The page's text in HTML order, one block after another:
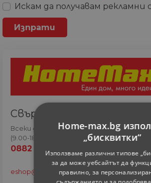
Искам да получавам рекламни
Свържете се с онлайн
Всеки ден
(9.00-18.00 часа)
0882 820 410
eshop@home-max.bg
Home-max.bg
„бисквитки“
Използваме различни типове
за да може уебсайтът да
правилно, за